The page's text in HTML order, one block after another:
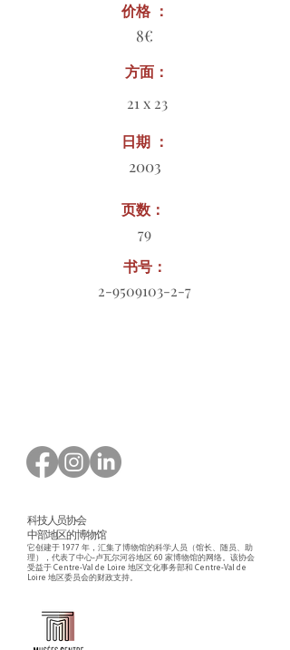
价格 ：
8€
方面：
21 x 23
日期 ：
2003
页数：
79
书号：
2-9509103-2-7
科技人员协会
中部地区的博物馆
它创建于 1977 年，汇集了博物馆的科学人员（馆长、随员、助
理），代表了中心-卢瓦尔河谷地区 60 家博物馆的网络。该协会
受益于 Centre-Val de Loire 地区文化事务部和 Centre-Val de
Loire 地区委员会的财政支持。